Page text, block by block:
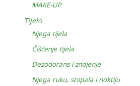
MAKE-UP
Tijelo
Njega tijela
Čišćenje tijela
Dezodorans i znojenje
Njega ruku, stopala i noktiju